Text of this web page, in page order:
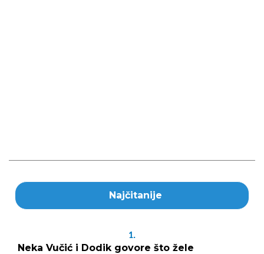
Najčitanije
1.
Neka Vučić i Dodik govore što žele